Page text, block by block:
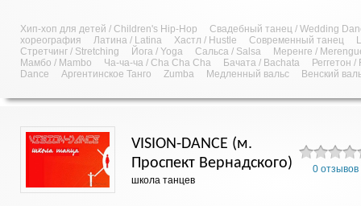
Хип-хоп для детей / Children's Hip-Hop
Свадебный танец / Wedding
хореография
Латина / Latina Хастл / Hustle Современный танец
Стретчинг / Stretching
Йога / Yoga Сальса / Salsa
Меренге /
Мамбо / Mambo
Ча-ча-ча / Cha Cha Cha Бачата / Bachata
Реггетон
Dance
Аргентинское Танго Zumba Медленный вальс Венский
VISION-DANCE (м.
Проспект Вернадского)
школа танцев
0 отзывов